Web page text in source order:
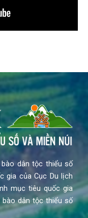
dân tộc thiểu số
gia của Cục Du lịch
mục tiêu quốc gia
dân tộc thiểu số